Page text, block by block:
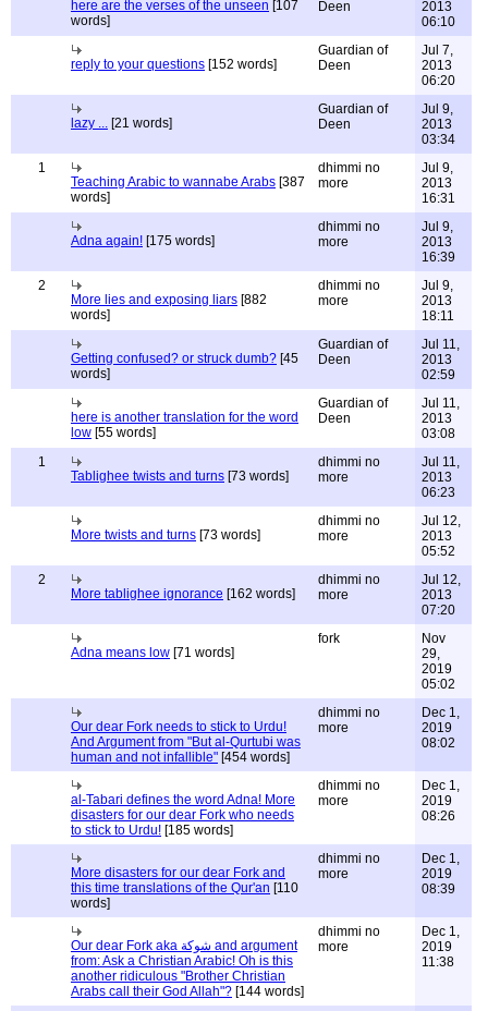
here are the verses of the unseen [107
words]
Deen
2013
06:10
reply to your questions [152 words]
Guardian of
Deen
Jul 7,
2013
06:20
lazy ... [21 words]
Guardian of
Deen
Jul 9,
2013
03:34
1
Teaching Arabic to wannabe Arabs [387
words]
dhimmi no
more
Jul 9,
2013
16:31
Adna again! [175 words]
dhimmi no
more
Jul 9,
2013
16:39
2
More lies and exposing liars [882
words]
dhimmi no
more
Jul 9,
2013
18:11
Getting confused? or struck dumb? [45
words]
Guardian of
Deen
Jul 11,
2013
02:59
here is another translation for the word
low [55 words]
Guardian of
Deen
Jul 11,
2013
03:08
1
Tablighee twists and turns [73 words]
dhimmi no
more
Jul 11,
2013
06:23
More twists and turns [73 words]
dhimmi no
more
Jul 12,
2013
05:52
2
More tablighee ignorance [162 words]
dhimmi no
more
Jul 12,
2013
07:20
Adna means low [71 words]
fork
Nov
29,
2019
05:02
Our dear Fork needs to stick to Urdu!
And Argument from "But al-Qurtubi was
human and not infallible" [454 words]
dhimmi no
more
Dec 1,
2019
08:02
al-Tabari defines the word Adna! More
disasters for our dear Fork who needs
to stick to Urdu! [185 words]
dhimmi no
more
Dec 1,
2019
08:26
More disasters for our dear Fork and
this time translations of the Qur'an [110
words]
dhimmi no
more
Dec 1,
2019
08:39
Our dear Fork aka شوكة and argument
from: Ask a Christian Arabic! Oh is this
another ridiculous "Brother Christian
Arabs call their God Allah"? [144 words]
dhimmi no
more
Dec 1,
2019
11:38